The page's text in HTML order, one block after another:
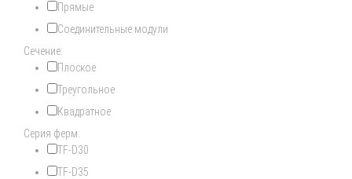
Прямые
Соединительные модули
Сечение:
Плоское
Треугольное
Квадратное
Серия ферм:
TF-D30
TF-D35